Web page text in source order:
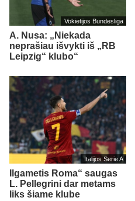
Vokietijos Bundesliga
A. Nusa: „Niekada
neprašiau išvykti iš „RB
Leipzig“ klubo“
Italijos Serie A
Ilgametis Roma“ saugas
L. Pellegrini dar metams
liks šiame klube